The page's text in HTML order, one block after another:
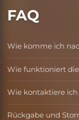
FAQ
Wie komme ich
Wie funktioniert
Wie kontaktiere
Rückgabe und